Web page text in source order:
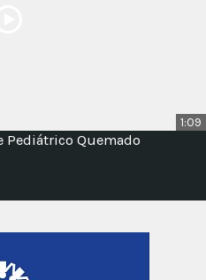
1:09
Pediátrico Quemado